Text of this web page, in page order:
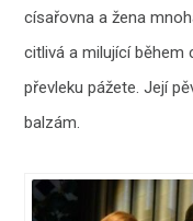
císařovna a žena
citlivá a milující během
převleku pážete. Její
balzám.